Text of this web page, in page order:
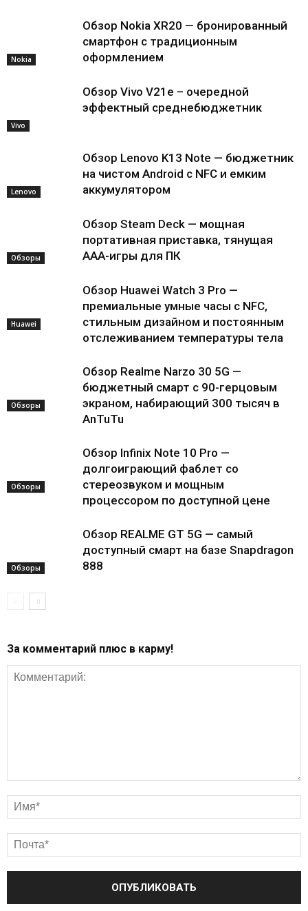
Nokia
Обзор Nokia XR20 — бронированный
смартфон с традиционным
оформлением
Vivo
Обзор Vivo V21e – очередной
эффектный среднебюджетник
Lenovo
Обзор Lenovo K13 Note — бюджетник
на чистом Android с NFC и емким
аккумулятором
Обзоры
Обзор Steam Deck — мощная
портативная приставка, тянущая
AAA-игры для ПК
Huawei
Обзор Huawei Watch 3 Pro —
премиальные умные часы с NFC,
стильным дизайном и постоянным
отслеживанием температуры тела
Обзоры
Обзор Realme Narzo 30 5G —
бюджетный смарт с 90-герцовым
экраном, набирающий 300 тысяч в
AnTuTu
Обзоры
Обзор Infinix Note 10 Pro —
долгоиграющий фаблет со
стереозвуком и мощным
процессором по доступной цене
Обзоры
Обзор REALME GT 5G — самый
доступный смарт на базе Snapdragon
888
За комментарий плюс в карму!